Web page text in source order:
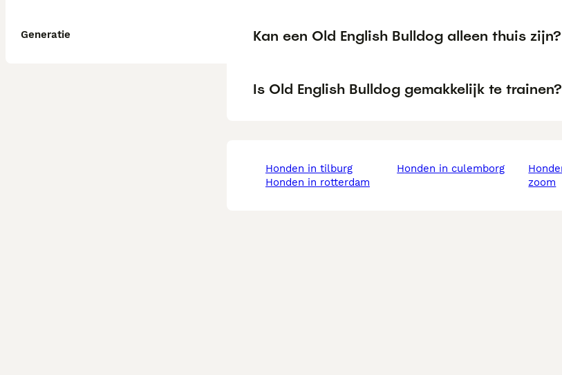
Generatie Kan een Old English Bulldog alleen thuis zijn?
Is Old English Bulldog gemakkelijk te trainen?
honden in tilburg
honden in rotterdam
honden in culemborg
honden in bergen op
zoom